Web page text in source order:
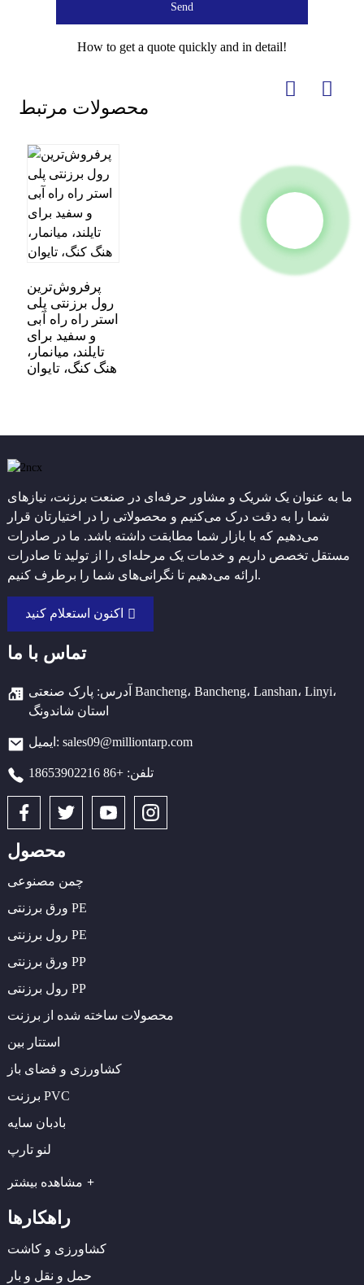
Send
How to get a quote quickly and in detail!
محصولات مرتبط
پرفروش‌ترین
رول برزنتی پلی
استر راه راه آبی
و سفید برای
تایلند، میانمار،
هنگ کنگ، تایوان
ما به عنوان یک شریک و مشاور حرفه‌ای در صنعت برزنت، نیازهای
شما را به دقت درک می‌کنیم و محصولاتی را در اختیارتان قرار
می‌دهیم که با بازار شما مطابقت داشته باشد. ما در صادرات
مستقل تخصص داریم و خدمات یک مرحله‌ای را از تولید تا صادرات
ارائه می‌دهیم تا نگرانی‌های شما را برطرف کنیم.
اکنون استعلام کنید
تماس با ما
آدرس: پارک صنعتی Bancheng، Bancheng، Lanshan، Linyi،
استان شاندونگ
ایمیل: sales09@milliontarp.com
تلفن: +86 18653902216
محصول
چمن مصنوعی
ورق برزنتی PE
رول برزنتی PE
ورق برزنتی PP
رول برزنتی PP
محصولات ساخته شده از برزنت
استتار بین
کشاورزی و فضای باز
برزنت PVC
بادبان سایه
لنو تارپ
مشاهده بیشتر
راهکارها
کشاورزی و کاشت
حمل و نقل و بار